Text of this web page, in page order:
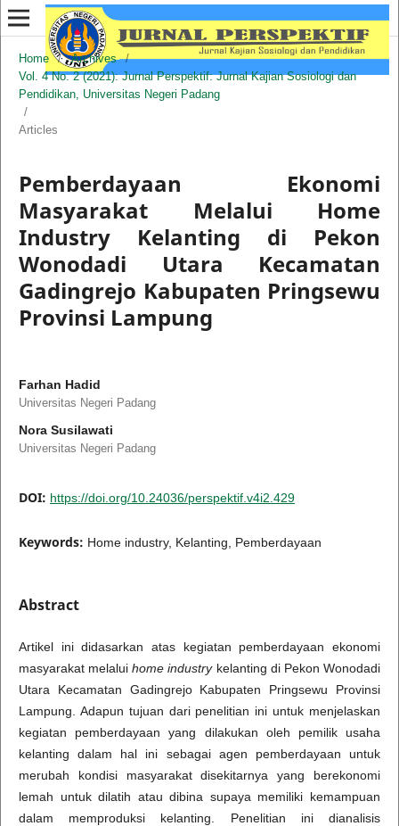
Home / Archives
/
Vol. 4 No. 2 (2021): Jurnal Perspektif: Jurnal Kajian Sosiologi dan
Pendidikan, Universitas Negeri Padang
/
Articles
Pemberdayaan Ekonomi
Masyarakat Melalui Home
Industry Kelanting di Pekon
Wonodadi Utara Kecamatan
Gadingrejo Kabupaten Pringsewu
Provinsi Lampung
Farhan Hadid
Universitas Negeri Padang
Nora Susilawati
Universitas Negeri Padang
DOI: https://doi.org/10.24036/perspektif.v4i2.429
Keywords: Home industry, Kelanting, Pemberdayaan
Abstract
Artikel ini didasarkan atas kegiatan pemberdayaan ekonomi
masyarakat melaluihome industrykelanting di Pekon Wonodadi
Utara Kecamatan Gadingrejo Kabupaten Pringsewu Provinsi
Lampung. Adapun tujuan dari penelitian ini untuk menjelaskan
kegiatan pemberdayaan yang dilakukan oleh pemilik usaha
kelanting dalam hal ini sebagai agen pemberdayaan untuk
merubah kondisi masyarakat disekitarnya yang berekonomi
lemah untuk dilatih atau dibina supaya memiliki kemampuan
dalam memproduksi kelanting. Penelitian ini dianalisis